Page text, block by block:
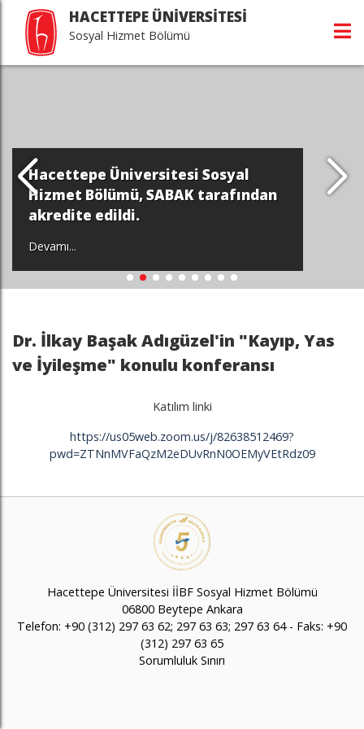
HACETTEPE ÜNİVERSİTESİ
Sosyal Hizmet Bölümü
Hacettepe Üniversitesi Sosyal
Hizmet Bölümü, SABAK tarafından
akredite edildi.
Devamı...
Dr. İlkay Başak Adıgüzel'in "Kayıp, Yas
ve İyileşme" konulu konferansı
Katılım linki
https://us05web.zoom.us/j/82638512469?
pwd=ZTNnMVFaQzM2eDUvRnN0OEMyVEtRdz09
Hacettepe Üniversitesi İİBF Sosyal Hizmet Bölümü
06800 Beytepe Ankara
Telefon: +90 (312) 297 63 62; 297 63 63; 297 63 64 - Faks: +90
(312) 297 63 65
Sorumluluk Sınırı